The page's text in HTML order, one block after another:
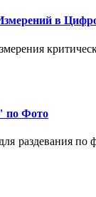
в
по Фото
раздевания